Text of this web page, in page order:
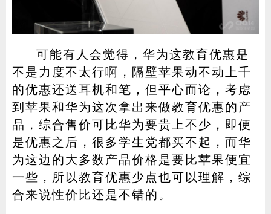
可能有人会觉得，华为这教育优惠是
不是力度不太行啊，隔壁苹果动不动上千
的优惠还送耳机和笔，但平心而论，考虑
到苹果和华为这次拿出来做教育优惠的产
品，综合售价可比华为要贵上不少，即便
是优惠之后，很多学生党都买不起，而华
为这边的大多数产品价格是要比苹果便宜
一些，所以教育优惠少点也可以理解，综
合来说性价比还是不错的。